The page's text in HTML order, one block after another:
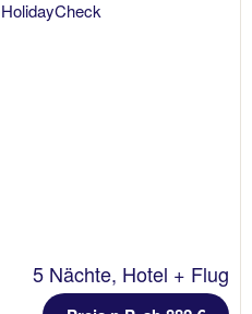
5 Nächte, Hotel + Flug